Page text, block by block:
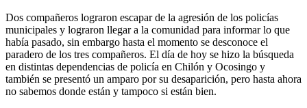
Dos compañeros lograron escapar de la agresión de los policías
municipales y lograron llegar a la comunidad para informar lo que
había pasado, sin embargo hasta el momento se desconoce el
paradero de los tres compañeros. El día de hoy se hizo la búsqueda
en distintas dependencias de policía en Chilón y Ocosingo y
también se presentó un amparo por su desaparición, pero hasta ahora
no sabemos donde están y tampoco si están bien.